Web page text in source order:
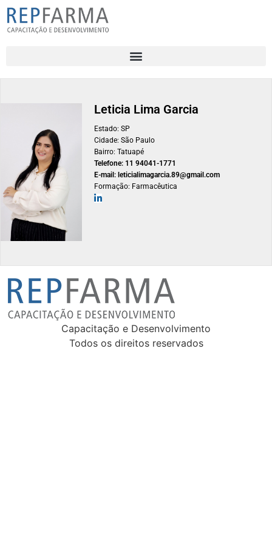
Leticia Lima Garcia
Estado: SP
Cidade: São Paulo
Bairro: Tatuapé
Telefone: 11 94041-1771
E-mail: leticialimagarcia.89@gmail.com
Formação: Farmacêutica
Capacitação e Desenvolvimento
Todos os direitos reservados